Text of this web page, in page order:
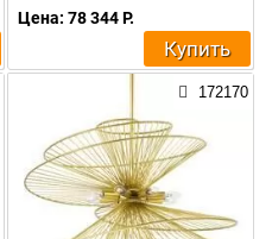
Цена: 78 344 Р.
Купить
172170